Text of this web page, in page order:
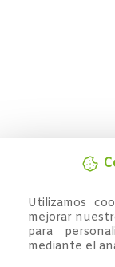
Utilizamos
mejorar
para
mediante el